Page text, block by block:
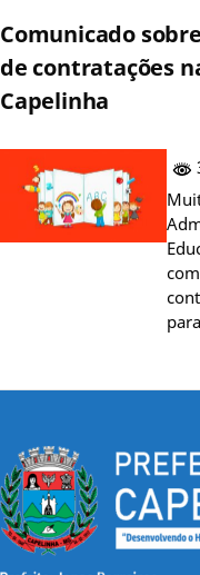
Comunicado
de contratações
Capelinha